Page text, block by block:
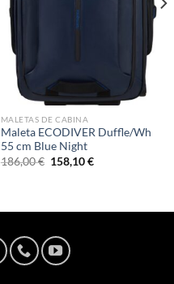
MALETAS DE CABINA
Maleta ECODIVER Duffle/Wh
55 cm Blue Night
186,00€ El
precio
158,10€El